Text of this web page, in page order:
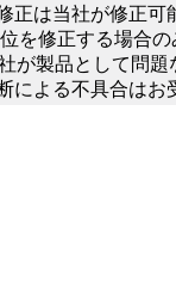
正は当社が修正可
位を修正する場
が製品として問題
による不具合は